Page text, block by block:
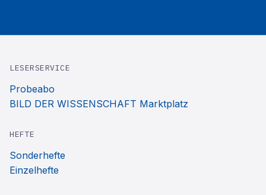
LESERSERVICE
Probeabo
BILD DER WISSENSCHAFT Marktplatz
HEFTE
Sonderhefte
Einzelhefte